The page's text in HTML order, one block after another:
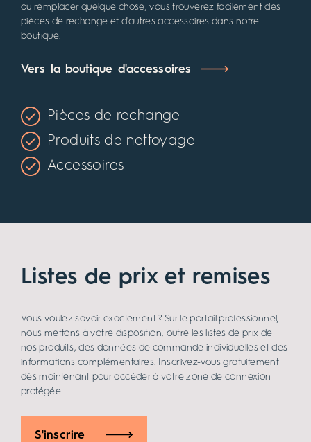
ou remplacer quelque chose, vous trouverez facilement des
pièces de rechange et d'autres accessoires dans notre
boutique.
Vers la boutique d'accessoires
Pièces de rechange
Produits de nettoyage
Accessoires
Listes de prix et remises
Vous voulez savoir exactement ? Sur le portail professionnel,
nous mettons à votre disposition, outre les listes de prix de
nos produits, des données de commande individuelles et des
informations complémentaires. Inscrivez-vous gratuitement
dès maintenant pour accéder à votre zone de connexion
protégée.
S'inscrire